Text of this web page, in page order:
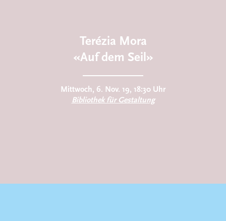
Terézia Mora
«Auf dem Seil»
Mittwoch, 6. Nov. 19, 18:30 Uhr
Bibliothek für Gestaltung